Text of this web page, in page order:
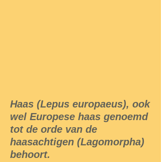
Haas (Lepus europaeus), ook
wel Europese haas genoemd
tot de orde van de
haasachtigen (Lagomorpha)
behoort.